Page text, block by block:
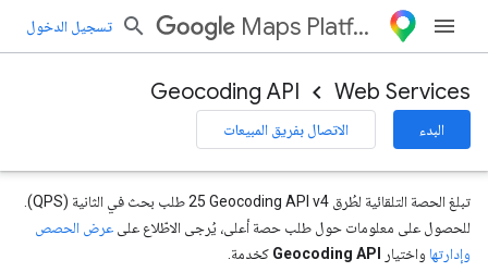
Maps Platform تسجيل الدخول
Web Services
Geocoding API
البدء الاتصال بفريق المبيعات
تبلغ الحصة التلقائية لطُرق Geocoding API v4‏ 25 طلب بحث في الثانية (QPS).
للحصول على معلومات حول طلب حصة أعلى، يُرجى الاطّلاع على عرض الحصص
وإدارتها واختيار Geocoding API كخدمة.